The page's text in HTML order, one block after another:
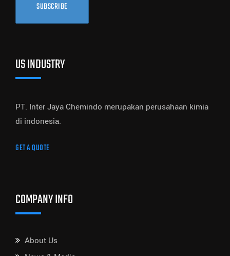
SUBSCRIBE
US INDUSTRY
PT. Inter Jaya Chemindo merupakan perusahaan kimia
di indonesia.
GET A QUOTE
COMPANY INFO
About Us